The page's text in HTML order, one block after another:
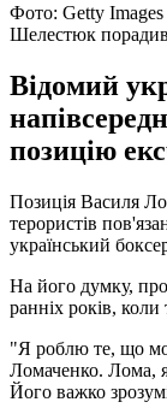
Фото: Getty Images
Шелестюк
Відомий
позицію
Позиція Василя
терористів
український
На його думку,
ранніх років,
"Я роблю те, що
Ломаченко. Лома,
Його важко